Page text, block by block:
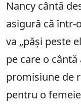
Nancy cântă
asigură că într-
va „păși peste
pe care o
promisiune de
pentru o